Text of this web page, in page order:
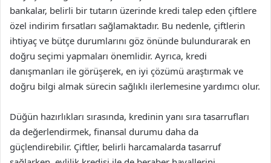
bankalar, belirli bir tutarın üzerinde kredi talep eden çiftlere
özel indirim fırsatları sağlamaktadır. Bu nedenle, çiftlerin
ihtiyaç ve bütçe durumlarını göz önünde bulundurarak en
doğru seçimi yapmaları önemlidir. Ayrıca, kredi
danışmanları ile görüşerek, en iyi çözümü araştırmak ve
doğru bilgi almak sürecin sağlıklı ilerlemesine yardımcı olur.
Düğün hazırlıkları sırasında, kredinin yanı sıra tasarrufları
da değerlendirmek, finansal durumu daha da
güçlendirebilir. Çiftler, belirli harcamalarda tasarruf